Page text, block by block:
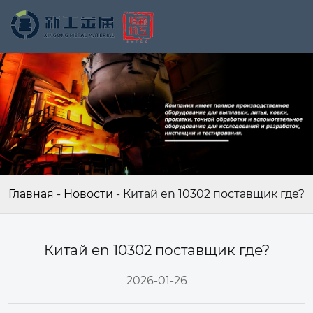
Главная - Новости - Китай en 10302 поставщик где?
Китай en 10302 поставщик где?
2026-01-26